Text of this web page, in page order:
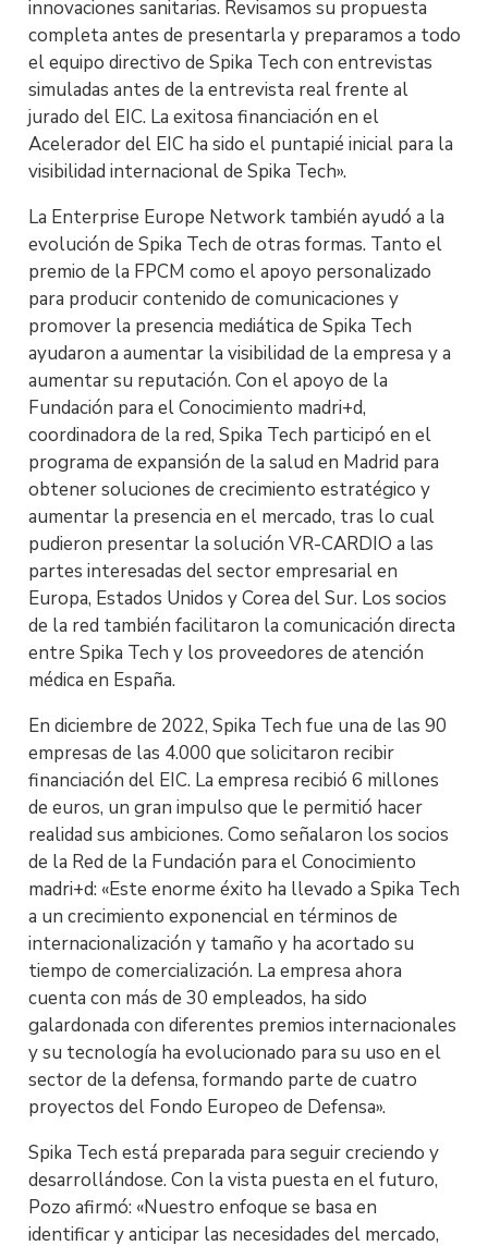
innovaciones sanitarias. Revisamos su propuesta
completa antes de presentarla y preparamos a todo
el equipo directivo de Spika Tech con entrevistas
simuladas antes de la entrevista real frente al
jurado del EIC. La exitosa financiación en el
Acelerador del EIC ha sido el puntapié inicial para la
visibilidad internacional de Spika Tech».
La Enterprise Europe Network también ayudó a la
evolución de Spika Tech de otras formas. Tanto el
premio de la FPCM como el apoyo personalizado
para producir contenido de comunicaciones y
promover la presencia mediática de Spika Tech
ayudaron a aumentar la visibilidad de la empresa y a
aumentar su reputación. Con el apoyo de la
Fundación para el Conocimiento madri+d,
coordinadora de la red, Spika Tech participó en el
programa de expansión de la salud en Madrid para
obtener soluciones de crecimiento estratégico y
aumentar la presencia en el mercado, tras lo cual
pudieron presentar la solución VR-CARDIO a las
partes interesadas del sector empresarial en
Europa, Estados Unidos y Corea del Sur. Los socios
de la red también facilitaron la comunicación directa
entre Spika Tech y los proveedores de atención
médica en España.
En diciembre de 2022, Spika Tech fue una de las 90
empresas de las 4.000 que solicitaron recibir
financiación del EIC. La empresa recibió 6 millones
de euros, un gran impulso que le permitió hacer
realidad sus ambiciones. Como señalaron los socios
de la Red de la Fundación para el Conocimiento
madri+d: «Este enorme éxito ha llevado a Spika Tech
a un crecimiento exponencial en términos de
internacionalización y tamaño y ha acortado su
tiempo de comercialización. La empresa ahora
cuenta con más de 30 empleados, ha sido
galardonada con diferentes premios internacionales
y su tecnología ha evolucionado para su uso en el
sector de la defensa, formando parte de cuatro
proyectos del Fondo Europeo de Defensa».
Spika Tech está preparada para seguir creciendo y
desarrollándose. Con la vista puesta en el futuro,
Pozo afirmó: «Nuestro enfoque se basa en
identificar y anticipar las necesidades del mercado,